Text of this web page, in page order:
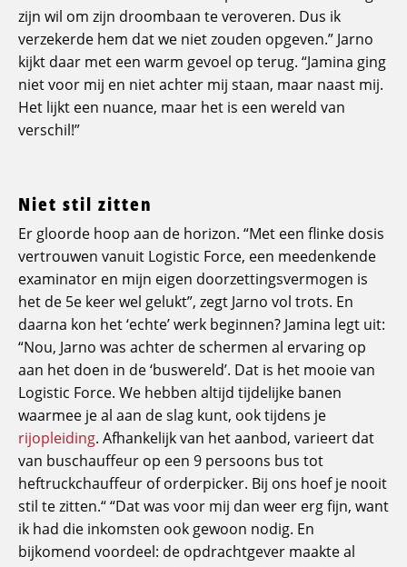
zijn wil om zijn droombaan te veroveren. Dus ik
verzekerde hem dat we niet zouden opgeven.” Jarno
kijkt daar met een warm gevoel op terug. “Jamina ging
niet voor mij en niet achter mij staan, maar naast mij.
Het lijkt een nuance, maar het is een wereld van
verschil!”
Niet stil zitten
Er gloorde hoop aan de horizon. “Met een flinke dosis
vertrouwen vanuit Logistic Force, een meedenkende
examinator en mijn eigen doorzettingsvermogen is
het de 5e keer wel gelukt”, zegt Jarno vol trots. En
daarna kon het ‘echte’ werk beginnen? Jamina legt uit:
“Nou, Jarno was achter de schermen al ervaring op
aan het doen in de ‘buswereld’. Dat is het mooie van
Logistic Force. We hebben altijd tijdelijke banen
waarmee je al aan de slag kunt, ook tijdens je
rijopleiding. Afhankelijk van het aanbod, varieert dat
van buschauffeur op een 9 persoons bus tot
heftruckchauffeur of orderpicker. Bij ons hoef je nooit
stil te zitten.“ “Dat was voor mij dan weer erg fijn, want
ik had die inkomsten ook gewoon nodig. En
bijkomend voordeel: de opdrachtgever maakte al